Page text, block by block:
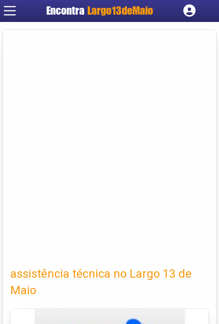
Encontra Largo13deMaio
Cadastrar empresa
assistência técnica no Largo 13 de
Maio